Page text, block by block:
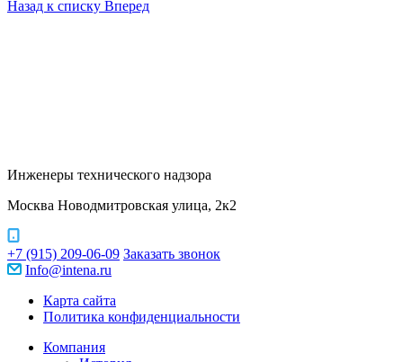
Назад к списку Вперед
Инженеры технического надзора
Москва Новодмитровская улица, 2к2
+7 (915) 209-06-09 Заказать звонок
Info@intena.ru
Карта сайта
Политика конфиденциальности
Компания